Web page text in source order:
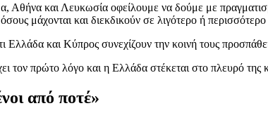
Αθήνα και Λευκωσία οφείλουμε να δούμε με
μάχονται και διεκδικούν σε λιγότερο ή
Ελλάδα και Κύπρος συνεχίζουν την κοινή τους
τον πρώτο λόγο και η Ελλάδα στέκεται στο πλευρό της
από ποτέ»